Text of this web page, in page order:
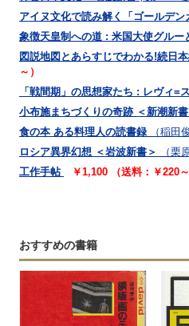
アイヌ文化で読み解く「ゴールデ
象徴天皇制への道 : 米国大使グルー
図説地図とあらすじでわかる!続日
～）
「戦間期」の思想家たち : レヴィ=
小布施まちづくりの奇跡 ＜新潮新書
食の本 ある料理人の読書録
（稲田
ロシア異界幻想 ＜岩波新書＞
（栗
工作手帖
￥1,100 （送料：￥220～
おすすめの書籍